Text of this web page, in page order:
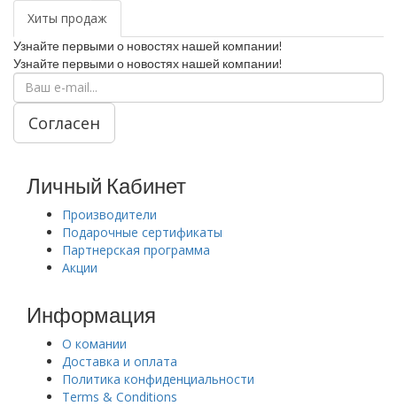
Хиты продаж
Узнайте первыми о новостях нашей компании!
Узнайте первыми о новостях нашей компании!
Согласен
Личный Кабинет
Производители
Подарочные сертификаты
Партнерская программа
Акции
Информация
О комании
Доставка и оплата
Политика конфиденциальности
Terms & Conditions